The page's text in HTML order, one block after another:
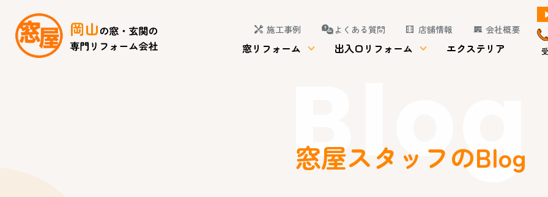
施工事例 よくある質問 店舗情報 会社概要
窓リフォーム 出入口リフォーム エクステリア
Blog
窓屋スタッフのBlog